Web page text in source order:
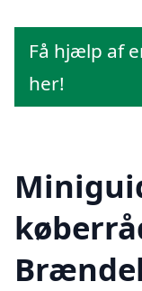
Få hjælp af
her!